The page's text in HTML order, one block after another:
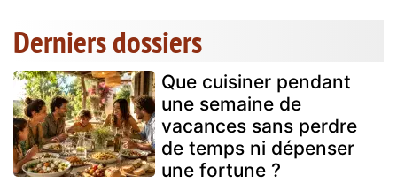
Derniers dossiers
Que cuisiner pendant
une semaine de
vacances sans perdre
de temps ni dépenser
une fortune ?